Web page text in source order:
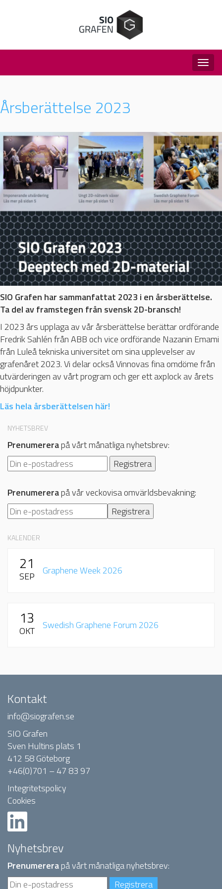
Årsberättelse 2023
SIO Grafen har sammanfattat 2023 i en årsberättelse.
Ta del av framstegen från svensk 2D-bransch!
I 2023 års upplaga av vår årsberättelse berättar ordförande
Fredrik Sahlén från ABB och vice ordförande Nazanin Emami
från Luleå tekniska universitet om sina upplevelser av
grafenåret 2023. Vi delar också Vinnovas fina omdöme från
utvärderingen av vårt program och ger ett axplock av årets
höjdpunkter.
Läs hela årsberättelsen här!
NYHETSBREV
Prenumererapå vårt månatliga nyhetsbrev:
Prenumererapå vår veckovisa omvärldsbevakning:
KALENDER
21
SEP Graphene Week 2026
13
OKT Swedish Graphene Forum 2026
Kontakt
info@siografen.se
SIO Grafen
Sven Hultins plats 1
412 58 Göteborg
+46(0)701 – 47 83 97
Integritetspolicy
Cookies
Nyhetsbrev
Prenumererapå vårt månatliga nyhetsbrev: